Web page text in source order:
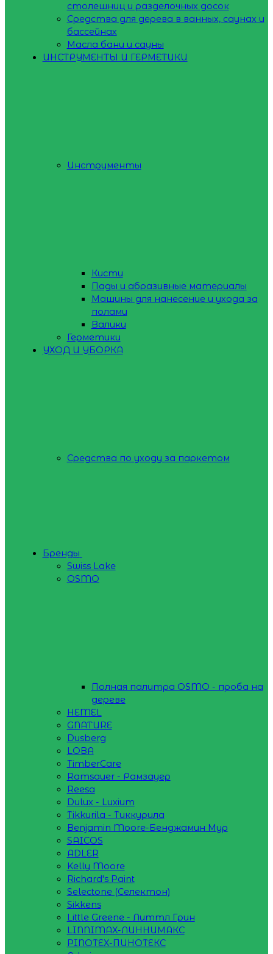
столешниц и разделочных досок
Средства для дерева в ванных, саунах и
бассейнах
Масла бани и сауны
ИНСТРУМЕНТЫ И ГЕРМЕТИКИ
Инструменты
Кисти
Пады и абразивные материалы
Машины для нанесение и ухода за
полами
Валики
Герметики
УХОД И УБОРКА
Средства по уходу за паркетом
Бренды
Swiss Lake
OSMO
Полная палитра OSMO - проба на
дереве
HEMEL
GNATURE
Dusberg
LOBA
TimberCare
Ramsauer - Рамзауер
Reesa
Dulux - Luxium
Tikkurila - Тиккурила
Benjamin Moore-Бенджамин Мур
SAICOS
ADLER
Kelly Moore
Richard's Paint
Selectone (Селектон)
Sikkens
Little Greene - Литтл Грин
LINNIMAX-ЛИННИМАКС
PINOTEX-ПИНОТЕКС